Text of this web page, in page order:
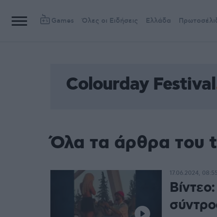
Games Όλες οι Ειδήσεις Ελλάδα
Colourday Festival
Όλα τα άρθρα του
17.06.2024, 08:55